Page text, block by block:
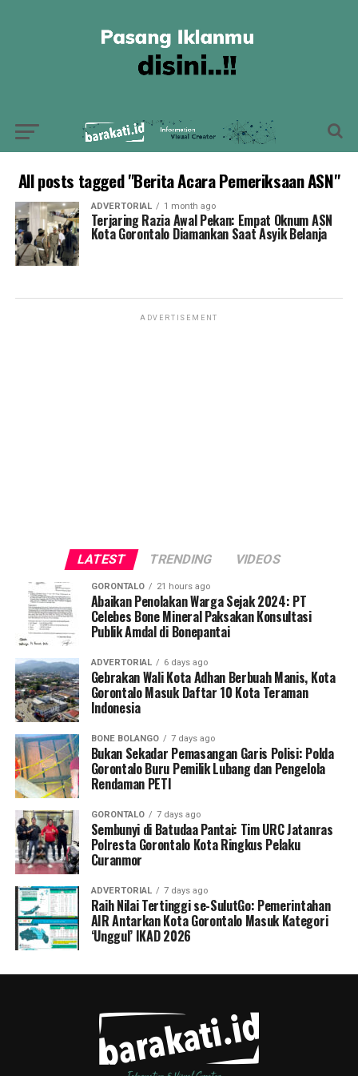
All posts tagged "Berita Acara Pemeriksaan ASN"
ADVERTORIAL 1 month ago
Terjaring Razia Awal Pekan: Empat Oknum ASN
Kota Gorontalo Diamankan Saat Asyik Belanja
ADVERTISEMENT
LATEST TRENDING VIDEOS
GORONTALO 21 hours ago
Abaikan Penolakan Warga Sejak 2024: PT
Celebes Bone Mineral Paksakan Konsultasi
Publik Amdal di Bonepantai
ADVERTORIAL 6 days ago
Gebrakan Wali Kota Adhan Berbuah Manis, Kota
Gorontalo Masuk Daftar 10 Kota Teraman
Indonesia
BONE BOLANGO 7 days ago
Bukan Sekadar Pemasangan Garis Polisi: Polda
Gorontalo Buru Pemilik Lubang dan Pengelola
Rendaman PETI
GORONTALO 7 days ago
Sembunyi di Batudaa Pantai: Tim URC Jatanras
Polresta Gorontalo Kota Ringkus Pelaku
Curanmor
ADVERTORIAL 7 days ago
Raih Nilai Tertinggi se-SulutGo: Pemerintahan
AIR Antarkan Kota Gorontalo Masuk Kategori
‘Unggul’ IKAD 2026